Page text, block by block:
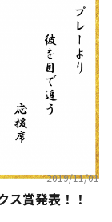
2019/11/01
賞発表！！